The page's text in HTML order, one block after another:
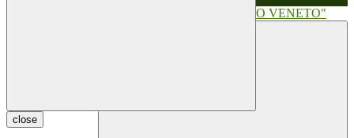
close